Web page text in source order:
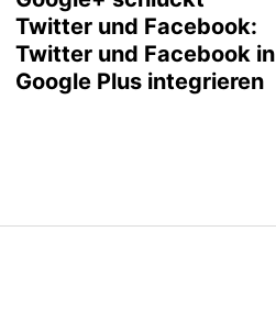
Twitter und Facebook:
Twitter und Facebook in
Google Plus integrieren